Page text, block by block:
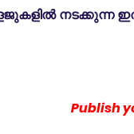
നടക്കുന്ന
Publish